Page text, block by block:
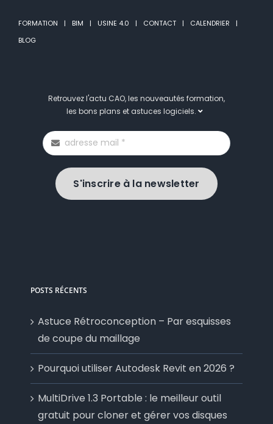
FORMATION BIM USINE 4.0 CONTACT
CALENDRIER
BLOG
Retrouvez l'actu CAO, les nouveautés formation,
les bons plans et astuces logiciels.
S'inscrire à la newsletter
POSTS RÉCENTS
Astuce Rétroconception – Par esquisses
de coupe du maillage
Pourquoi utiliser Autodesk Revit en 2026 ?
MultiDrive 1.3 Portable : le meilleur outil
gratuit pour cloner et gérer vos disques